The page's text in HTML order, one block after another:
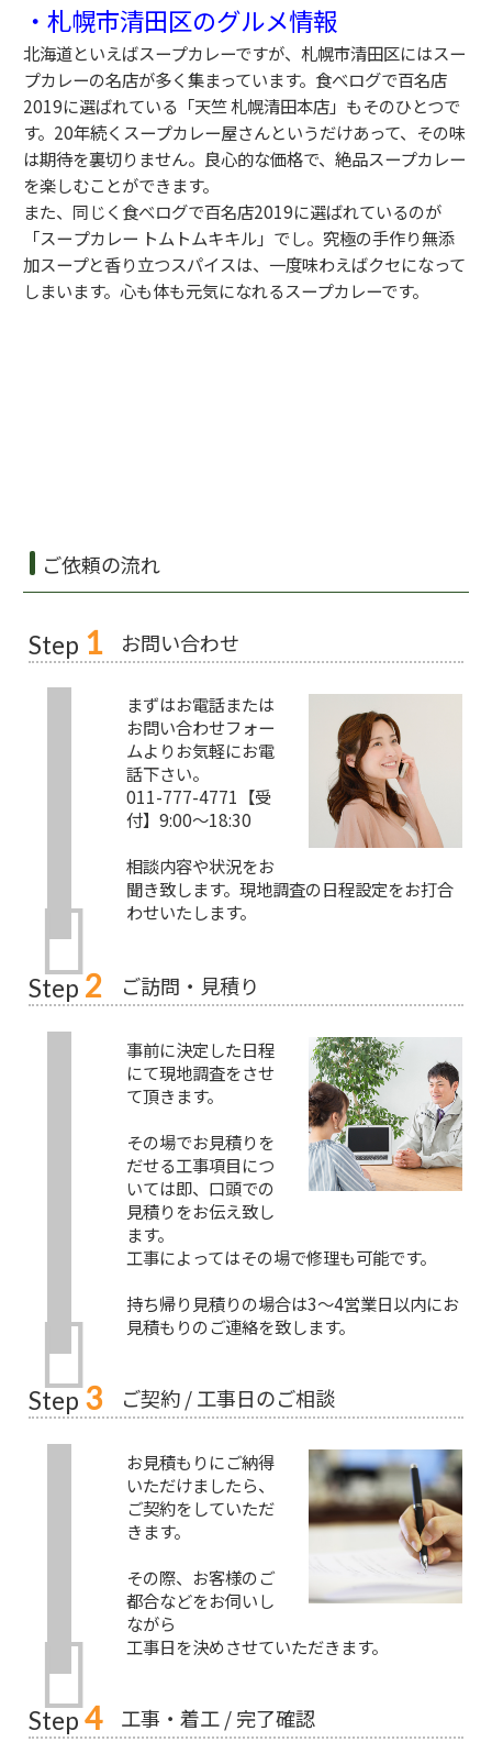
・札幌市清田区のグルメ情報
北海道といえばスープカレーですが、 札幌市清田区にはスー
プカレーの名店が多く集まっています。 食べログで百名店
2019に選ばれている「天竺 札幌清田本店」 もそのひとつで
す。 20年続くスープカレー屋さんというだけあって、 その味
は期待を裏切りません。良心的な価格で、 絶品スープカレー
を楽しむことができます。
また、同じく食べログで百名店2019に選ばれているのが
「スープカレー トムトムキキル」でし。究極の手作り無添
加スープと香り立つスパイスは、一度味わえばクセになって
しまいます。 心も体も元気になれるスープカレーです。
ご依頼の流れ
Step 1 お問い合わせ
まずはお電話または
お問い合わせフォー
ムよりお気軽にお電
話下さい。
011-777-4771【受
付】9:00～18:30
相談内容や状況をお
聞き致します。現地調査の日程設定をお打合
わせいたします。
Step 2 ご訪問・見積り
事前に決定した日程
にて現地調査をさせ
て頂きます。
その場でお見積りを
だせる工事項目につ
いては即、口頭での
見積りをお伝え致し
ます。
工事によってはその場で修理も可能です。
持ち帰り見積りの場合は3～4営業日以内にお
見積もりのご連絡を致します。
Step 3 ご契約 / 工事日のご相談
お見積もりにご納得
いただけましたら、
ご契約をしていただ
きます。
その際、お客様のご
都合などをお伺いし
ながら
工事日を決めさせていただきます。
Step 4 工事・着工 / 完了確認